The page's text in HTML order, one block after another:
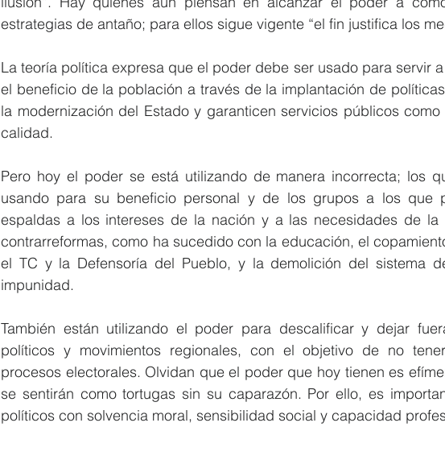
estrategias de antaño; para ellos sigue vigente “el fin justifica los
La teoría política expresa que el poder debe ser usado para servir
el beneficio de la población a través de la implantación de
la modernización del Estado y garanticen servicios públicos
calidad.
Pero hoy el poder se está utilizando de manera incorrecta; los
usando para su beneficio personal y de los grupos a los que
espaldas a los intereses de la nación y a las necesidades de
contrarreformas, como ha sucedido con la educación, el
el TC y la Defensoría del Pueblo, y la demolición del sistema
impunidad.
También están utilizando el poder para descalificar y dejar
políticos y movimientos regionales, con el objetivo de no
procesos electorales. Olvidan que el poder que hoy tienen es
se sentirán como tortugas sin su caparazón. Por ello, es
políticos con solvencia moral, sensibilidad social y capacidad